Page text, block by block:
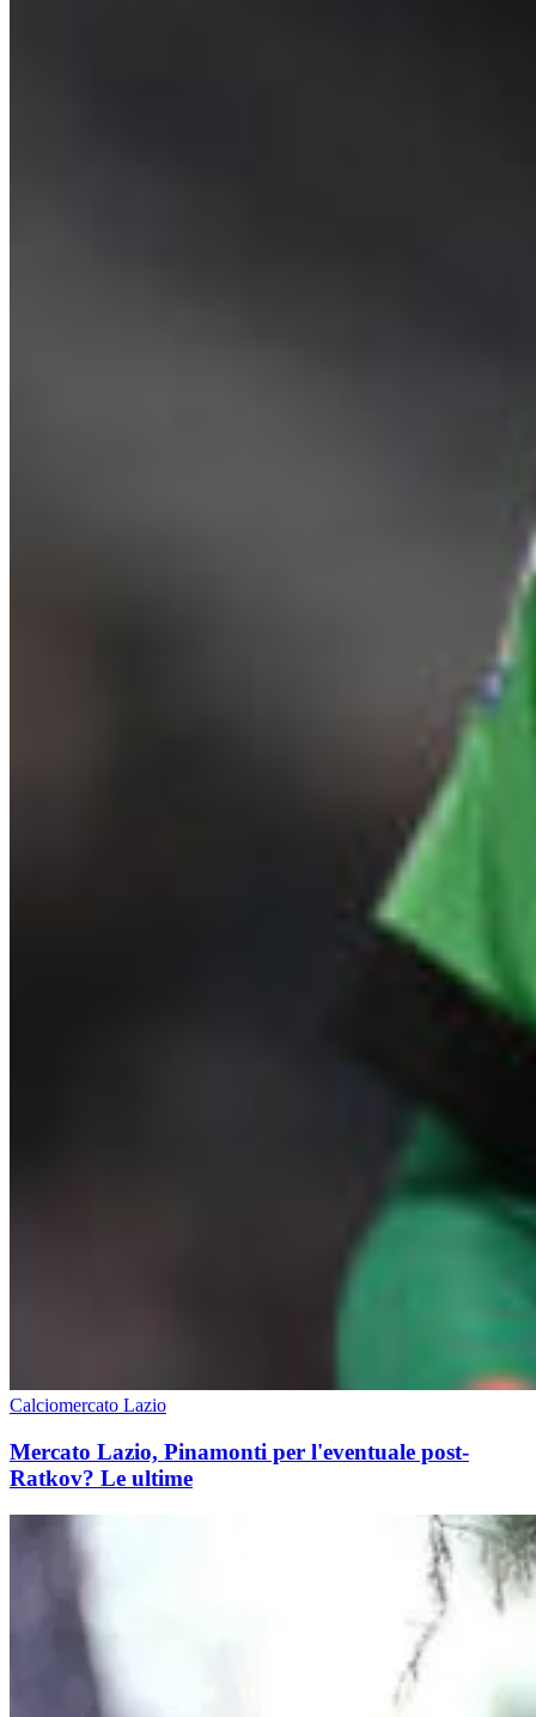
Calciomercato Lazio
Mercato Lazio, Pinamonti per l'eventuale post-
Ratkov? Le ultime